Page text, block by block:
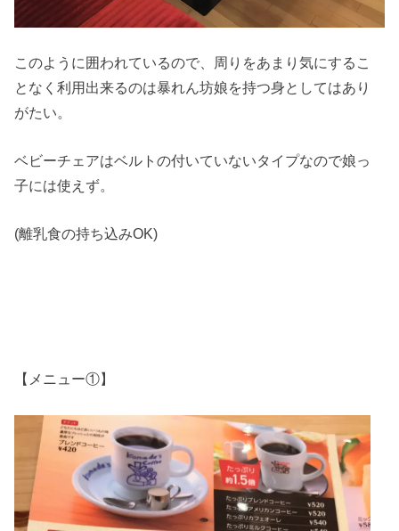
このように囲われているので、周りをあまり気にするこ
となく利用出来るのは暴れん坊娘を持つ身としてはあり
がたい。
ベビーチェアはベルトの付いていないタイプなので娘っ
子には使えず。
(離乳食の持ち込みOK)
【メニュー①】